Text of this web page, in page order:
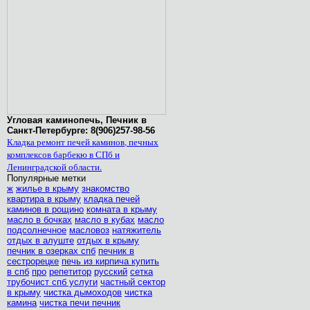
Угловая каминопечь, Печник в
Санкт-Петербурге: 8(906)257-98-56
Кладка ремонт печей каминов, печных
комплексов барбекю в СПб и
Ленинградской области.
Популярные метки
ж жилье в крыму знакомство
квартира в крыму кладка печей
каминов в рощино комната в крыму
масло в бочках масло в кубах масло
подсолнечное масловоз натяжитель
отдых в алуште отдых в крыму
печник в озерках спб печник в
сестрорецке печь из кирпича купить
в спб про репетитор русский сетка
трубочист спб услуги частный сектор
в крыму чистка дымоходов чистка
камина чистка печи печник